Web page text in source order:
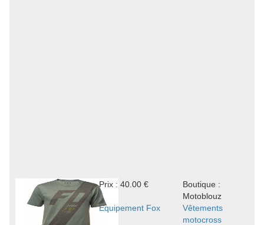
Prix : 40.00 €
Boutique :
Motoblouz
Equipement Fox
Vêtements
motocross